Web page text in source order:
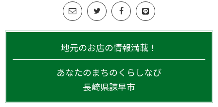
地元のお店の情報満載！
あなたのまちのくらしなび
長崎県諫早市